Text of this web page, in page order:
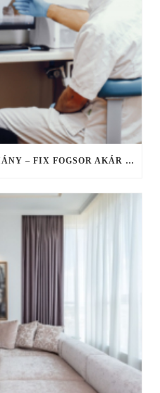
FOGHIÁNY KONTRA IDŐHIÁNY – FIX FOGSOR AKÁR EGY NAP ALATT, HA NINCS IDŐ ELHÚZÓDÓ KEZELÉSEKRE